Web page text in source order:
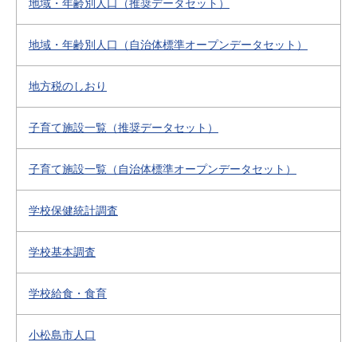
地域・年齢別人口（推奨データセット）
地域・年齢別人口（自治体標準オープンデータセット）
地方税のしおり
子育て施設一覧（推奨データセット）
子育て施設一覧（自治体標準オープンデータセット）
学校保健統計調査
学校基本調査
学校給食・食育
小松島市人口